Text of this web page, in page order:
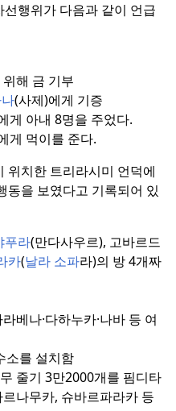
행위가 다음과 같이 언급
해 금 기부
(사제)에게 기증
게 아내 8명을 주었다.
게 먹이를 준다.
위치한 트리라시미 언덕에
동을 보였다고 기록되어 있
푸라(만다사우르), 고바르드
카(날라 소파라)의 방 4개짜
라베나·다하누카·나바 등 여
소를 설치함
줄기 3만2000개를 핌디타
나무카, 슈바르파라카 등